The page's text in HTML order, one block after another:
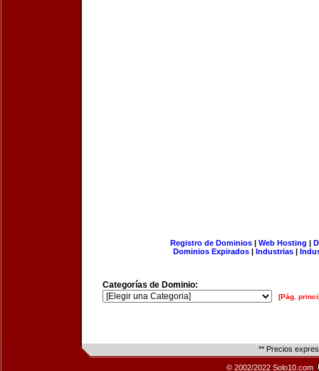
Registro de Dominios| Web Hosting |
Dominios Expirados | Industrias |
Categorías de Dominio:
[Pág.
** Precios
© 2002/2022 Solo10.com